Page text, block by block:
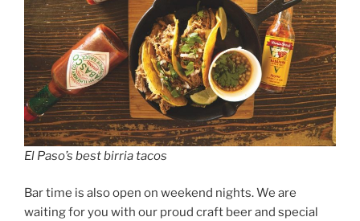
El Paso’s best birria tacos
Bar time is also open on weekend nights. We are
waiting for you with our proud craft beer and special